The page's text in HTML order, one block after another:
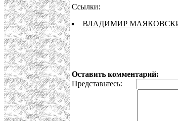
Ссылки:
ВЛАДИМИР
Оставить комментарий:
Представьтесь: